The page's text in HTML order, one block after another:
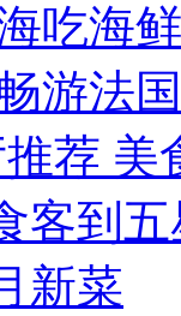
吃海鲜
游法
荐 美
客到
新菜